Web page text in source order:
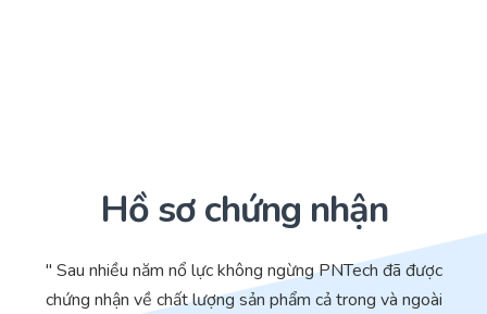
Hồ sơ chứng nhận
" Sau nhiều năm nổ lực không ngừng PNTech đã được
chứng nhận về chất lượng sản phẩm cả trong và ngoài